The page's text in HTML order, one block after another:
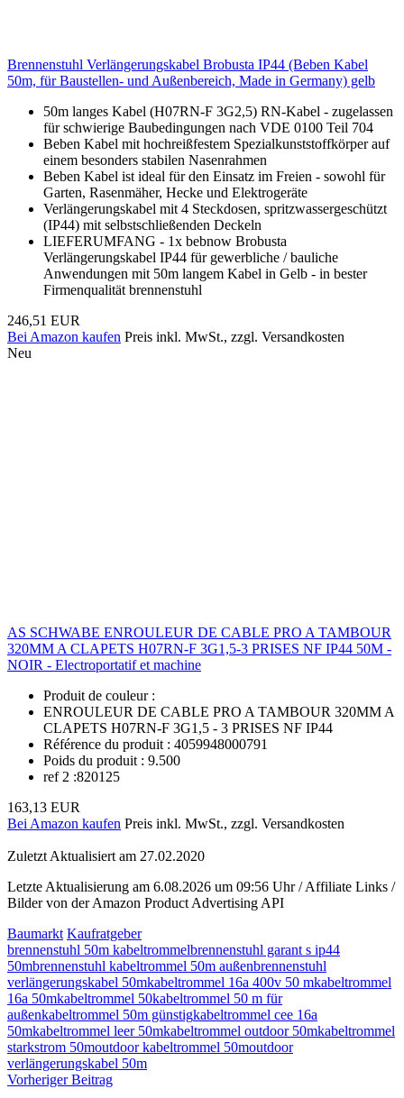
Brennenstuhl Verlängerungskabel Brobusta IP44 (Beben Kabel
50m, für Baustellen- und Außenbereich, Made in Germany) gelb
50m langes Kabel (H07RN-F 3G2,5) RN-Kabel - zugelassen
für schwierige Baubedingungen nach VDE 0100 Teil 704
Beben Kabel mit hochreißfestem Spezialkunststoffkörper auf
einem besonders stabilen Nasenrahmen
Beben Kabel ist ideal für den Einsatz im Freien - sowohl für
Garten, Rasenmäher, Hecke und Elektrogeräte
Verlängerungskabel mit 4 Steckdosen, spritzwassergeschützt
(IP44) mit selbstschließenden Deckeln
LIEFERUMFANG - 1x bebnow Brobusta
Verlängerungskabel IP44 für gewerbliche / bauliche
Anwendungen mit 50m langem Kabel in Gelb - in bester
Firmenqualität brennenstuhl
246,51 EUR
Bei Amazon kaufen Preis inkl. MwSt., zzgl. Versandkosten
Neu
AS SCHWABE ENROULEUR DE CABLE PRO A TAMBOUR
320MM A CLAPETS H07RN-F 3G1,5-3 PRISES NF IP44 50M -
NOIR - Electroportatif et machine
Produit de couleur :
ENROULEUR DE CABLE PRO A TAMBOUR 320MM A
CLAPETS H07RN-F 3G1,5 - 3 PRISES NF IP44
Référence du produit : 4059948000791
Poids du produit : 9.500
ref 2 :820125
163,13 EUR
Bei Amazon kaufen Preis inkl. MwSt., zzgl. Versandkosten
Zuletzt Aktualisiert am 27.02.2020
Letzte Aktualisierung am 6.08.2026 um 09:56 Uhr / Affiliate Links /
Bilder von der Amazon Product Advertising API
Baumarkt Kaufratgeber
brennenstuhl 50m kabeltrommelbrennenstuhl garant s ip44
50mbrennenstuhl kabeltrommel 50m außenbrennenstuhl
verlängerungskabel 50mkabeltrommel 16a 400v 50 mkabeltrommel
16a 50mkabeltrommel 50kabeltrommel 50 m für
außenkabeltrommel 50m günstigkabeltrommel cee 16a
50mkabeltrommel leer 50mkabeltrommel outdoor 50mkabeltrommel
starkstrom 50moutdoor kabeltrommel 50moutdoor
verlängerungskabel 50m
Beitragsnavigation
Vorheriger Beitrag